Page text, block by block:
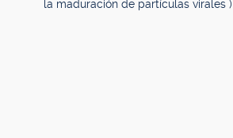
la maduración de partículas virales )